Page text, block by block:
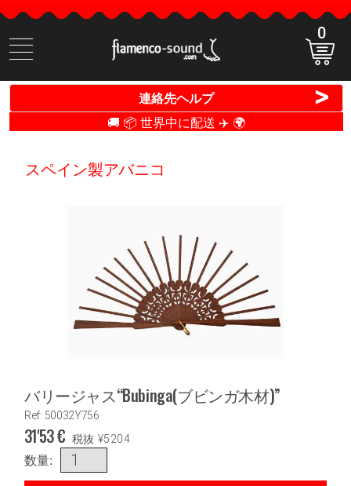
商
品
検
0
連絡先ヘルプ >
🚚 📦 世界中に配送 ✈️ 🌍
スペイン製アバニコ
バリージャス“Bubinga(ブビンガ木材)”
Ref: 50032Y756
31'53€ 税抜 ¥5204
数量: